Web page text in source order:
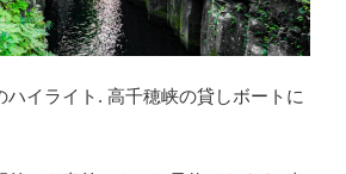
ハイライト. 高千穂峡の貸しボートに